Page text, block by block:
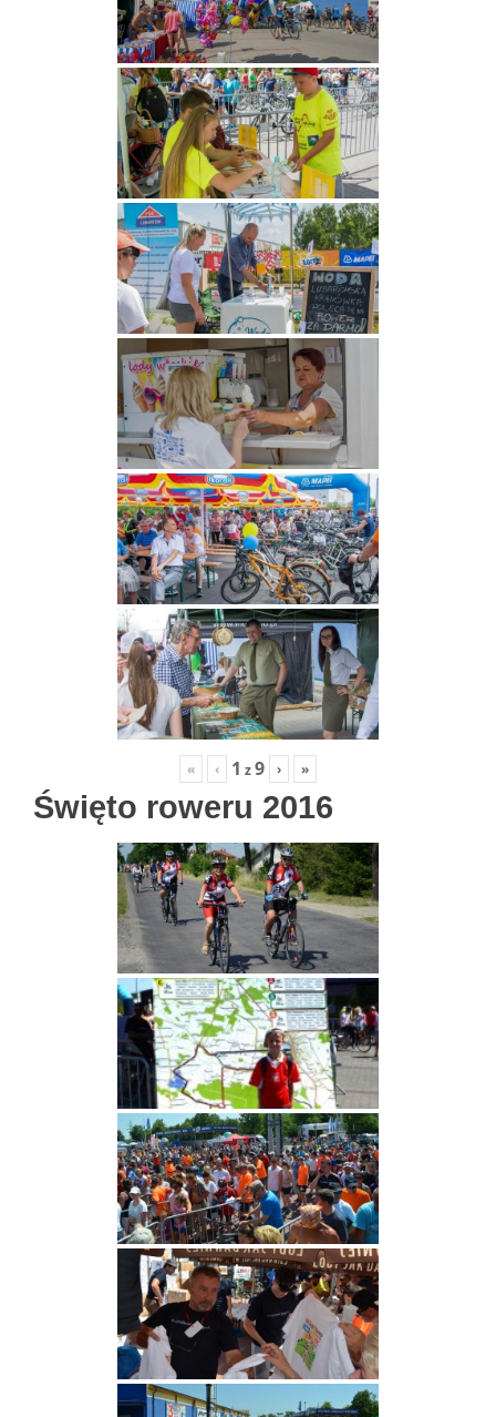
« ‹ 1 z9 › »
Święto roweru 2016